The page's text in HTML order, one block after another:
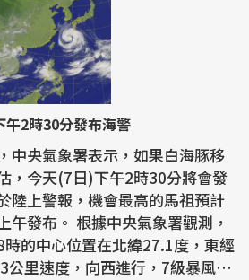
午2時30分發布海警
中央氣象署表示，如果白海豚移
，今天(7日)下午2時30分將會發
陸上警報，機會最高的馬祖預計
央氣象署觀測，
的中心位置在北緯27.1度，東經
公里速度，向西進行，7級暴風半